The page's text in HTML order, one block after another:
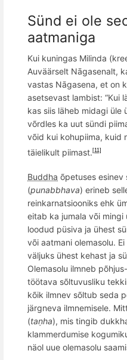
Sünd ei ole
aatmaniga
Kui kuningas Milinda
Auväärselt Nāgasenalt,
vastas Nāgasena, et on
asetsevast lambist: “Kui l
kas siis läheb midagi üle
võrdles ka uut sündi
võid kui kohupiima, kuid
täielikult piimast. [11]
Buddha õpetuses esinev
(punabbhava) erineb
reinkarnatsiooniks ehk
eitab ka jumala või mingi
loodud püsiva ja ühest
või aatmani olemasolu.
väljuks ühest kehast ja
Olemasolu ilmneb põ
töötava sõltuvusliku
kõik ilmnev sõltub seda p
järgneva ilmnemisele.
(taṇha), mis tingib
klammerdumise
näol uue olemasolu